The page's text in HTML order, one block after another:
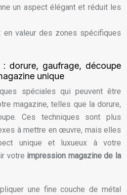
un aspect élégant et réduit les
valeur des zones spécifiques
: dorure, gaufrage, découpe
unique
spéciales qui peuvent être
magazine, telles que la dorure,
Ces techniques sont plus
à mettre en œuvre, mais elles
unique et luxueux à votre
votre impression magazine de la
une fine couche de métal